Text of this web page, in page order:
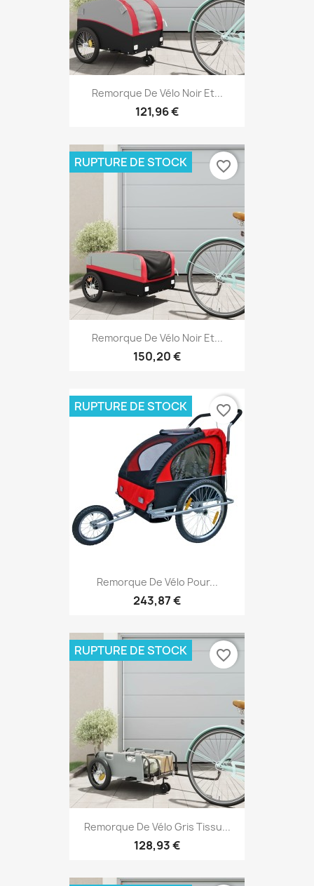
Remorque De Vélo Noir Et...
121,96 €
Remorque De Vélo Noir Et...
150,20 €
RUPTURE DE STOCK favorite_border
Remorque De Vélo Pour...
243,87 €
RUPTURE DE STOCK favorite_border
Remorque De Vélo Gris Tissu...
128,93 €
RUPTURE DE STOCK favorite_border